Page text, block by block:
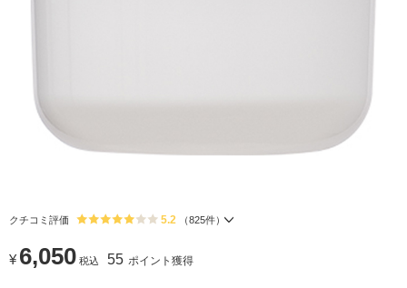
クチコミ評価 5.2 （825件）
¥ 6,050 税込 55 ポイント獲得